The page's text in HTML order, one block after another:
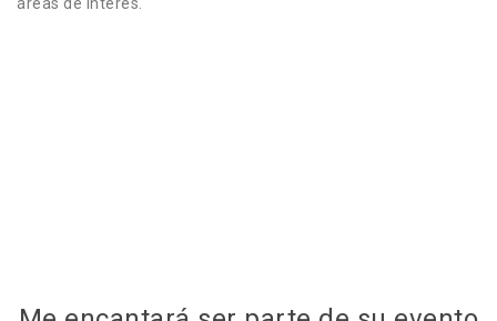
áreas de interés.